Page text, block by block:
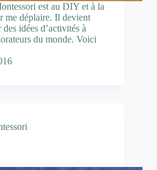
est au DIY et à la
me déplaire. Il devient
idées d’activités à
du monde. Voici